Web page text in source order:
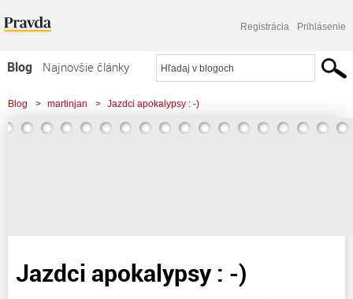
Registrácia Prihlásenie
Blog
Najnovšie články
Najčítanejšie články
Najkomentovanejšie články
Blog > martinjan > Jazdci apokalypsy : -)
Jazdci apokalypsy : -)